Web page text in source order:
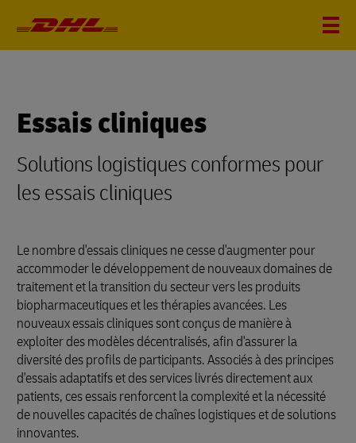
Essais cliniques
Solutions logistiques conformes pour
les essais cliniques
Le nombre d'essais cliniques ne cesse d'augmenter pour
accommoder le développement de nouveaux domaines de
traitement et la transition du secteur vers les produits
biopharmaceutiques et les thérapies avancées. Les
nouveaux essais cliniques sont conçus de manière à
exploiter des modèles décentralisés, afin d'assurer la
diversité des profils de participants. Associés à des principes
d'essais adaptatifs et des services livrés directement aux
patients, ces essais renforcent la complexité et la nécessité
de nouvelles capacités de chaînes logistiques et de solutions
innovantes.